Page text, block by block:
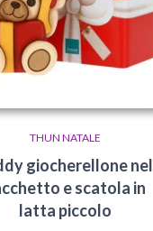
THUN NATALE
giocherellone nel
e scatola in
latta piccolo